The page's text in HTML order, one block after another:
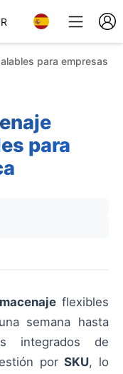
para empresas
para
flexibles
semana hasta
integrados de
porSKU, lo